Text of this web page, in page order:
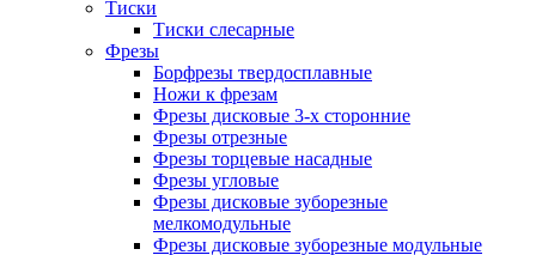
Тиски
Тиски слесарные
Фрезы
Борфрезы твердосплавные
Ножи к фрезам
Фрезы дисковые 3-х сторонние
Фрезы отрезные
Фрезы торцевые насадные
Фрезы угловые
Фрезы дисковые зуборезные
мелкомодульные
Фрезы дисковые зуборезные модульные